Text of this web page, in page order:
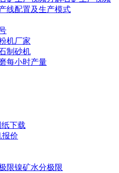
线配置及生产模式
机厂家
制砂机
每小时产量
纸下载
报价
限镍矿水分极限